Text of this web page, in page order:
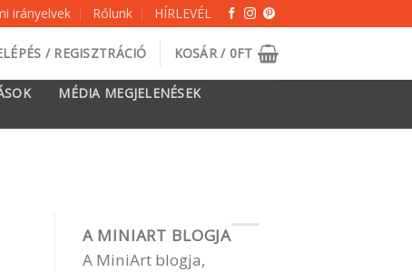
irányelvek Rólunk HÍRLEVÉL
/ REGISZTRÁCIÓ KOSÁR / 0FT
MÉDIA MEGJELENÉSEK
A MINIART BLOGJA
A MiniArt blogja,